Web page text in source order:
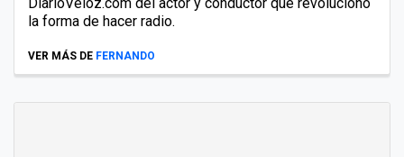
la forma de hacer radio.
VER MÁS DE FERNANDO